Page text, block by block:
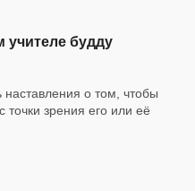
учителе будду
наставления о том, чтобы
точки зрения его или её